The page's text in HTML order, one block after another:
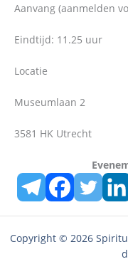
Aanvang (aanmelden
Eindtijd: 11.25 uur
Locatie
Museumlaan 2
3581 HK Utrecht
Copyright © 2026